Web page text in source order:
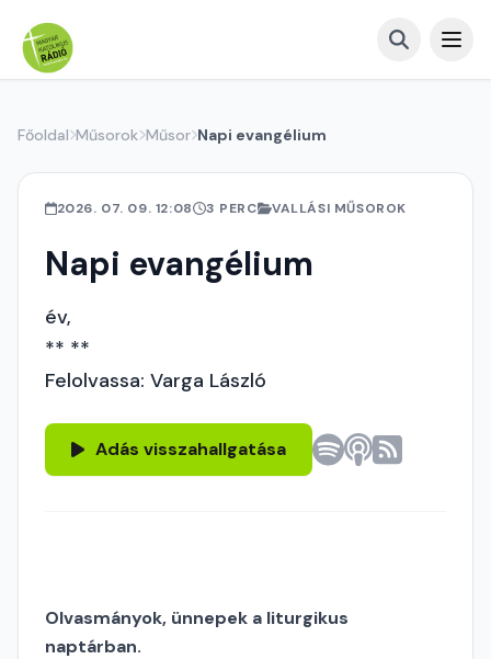
Főoldal Műsorok Műsor Napi evangélium
2026. 07. 09. 12:08 3 PERC VALLÁSI MŰSOROK
Napi evangélium
év,
** **
Felolvassa: Varga László
Adás visszahallgatása
Olvasmányok, ünnepek a liturgikus
naptárban.